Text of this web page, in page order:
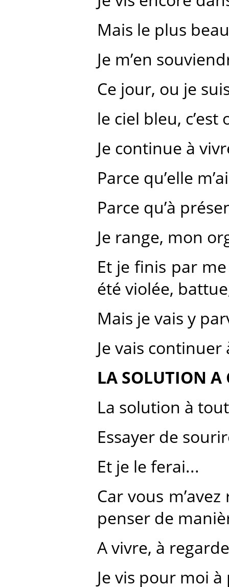
Mais le plus
Je m’en
Ce jour, ou je
le ciel bleu, c’est
Je continue à
Parce qu’elle
Parce qu’à
Je range, mon
Et je finis par
été violée,
Mais je vais y
Je vais
LA SOLUTION A
La solution à
Essayer de
Et je le ferai...
Car vous
penser de
A vivre, à
Je vis pour moi